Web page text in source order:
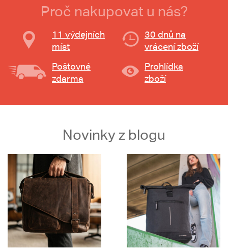
Proč nakupovat u nás?
11 výdejních
míst
30 dnů na
vrácení zboží
Poštovné
zdarma
Prohlídka
zboží
Novinky z blogu